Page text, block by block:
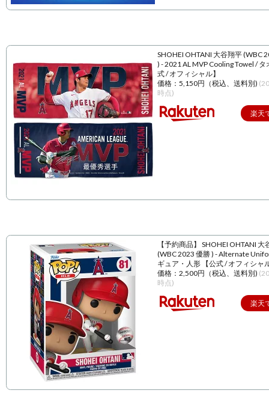
SHOHEI OHTANI 大谷翔平 (WBC
) - 2021 AL MVP Cooling Towel / タ
式 / オフィシャル】
価格：5,150円（税込、送料別)
時点)
楽天
【予約商品】 SHOHEI OHTANI 大
(WBC 2023 優勝 ) - Alternate
ギュア・人形 【公式 / オフィシャ
価格：2,500円（税込、送料別)
時点)
楽天